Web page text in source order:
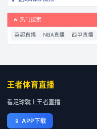
🔥 热门搜索
英超直播 NBA直播 西甲直播
王者体育直播
看足球就上王者直播
📱 APP下载